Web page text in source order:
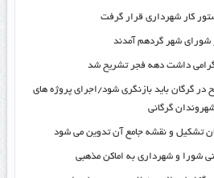
کار شهرداری قرار گرفت
شورای شهر گردهم آمدند
گرامی داشت دهه فجر تشریح شد
در گرگان باید بازنگری شود/اجرای پروژه های
گرگانی
تشکیل و نقشه جامع آن تدوین می شود